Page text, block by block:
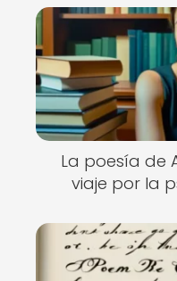
La poesía de
viaje por la